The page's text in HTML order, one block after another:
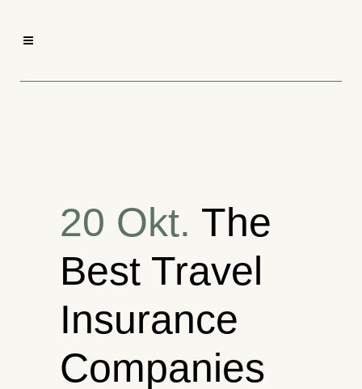
20 Okt. The
Best Travel
Insurance
Companies